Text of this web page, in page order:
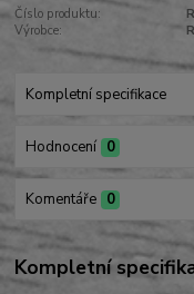
Číslo produktu:
Výrobce:
Kompletní specifikace
Hodnocení 0
Komentáře 0
Kompletní